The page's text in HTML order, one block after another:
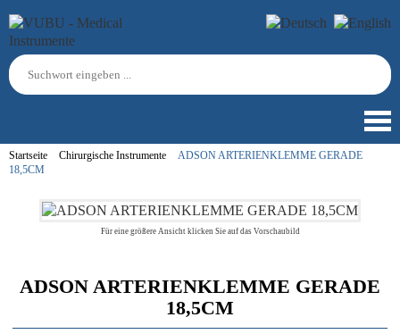
Startseite Chirurgische Instrumente
ADSON ARTERIENKLEMME GERADE
18,5CM
Für eine größere Ansicht klicken Sie auf das Vorschaubild
ADSON ARTERIENKLEMME GERADE
18,5CM